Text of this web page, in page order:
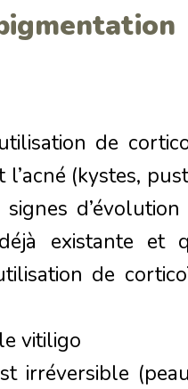
de
(kystes,
d’évolution
existante et
de
vitiligo
irréversible